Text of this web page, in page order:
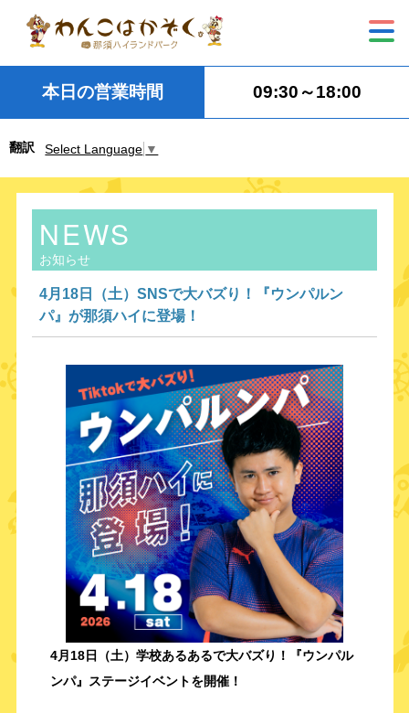
本日の営業時間 09:30～18:00
翻訳 Select Language ▼
NEWS
お知らせ
4月18日（土）SNSで大バズり！『ウンパルン
パ』が那須ハイに登場！
4月18日
（土）学校あるあるで大バズり！『ウンパル
ンパ』ステージイベントを開催！